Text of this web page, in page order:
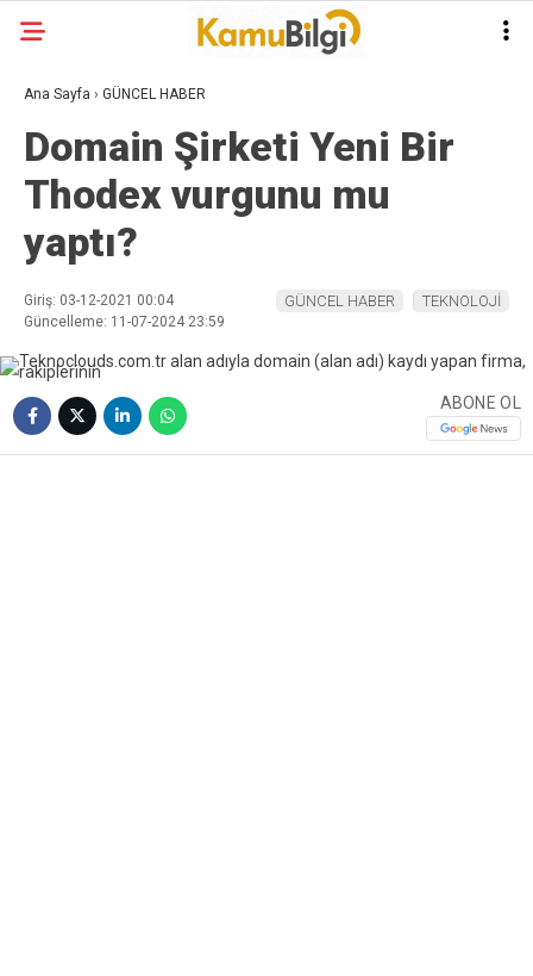
Ana Sayfa › GÜNCEL HABER
Domain Şirketi Yeni Bir
Thodex vurgunu mu
yaptı?
Giriş: 03-12-2021 00:04
Güncelleme: 11-07-2024 23:59
GÜNCEL HABER TEKNOLOJİ
ABONE OL